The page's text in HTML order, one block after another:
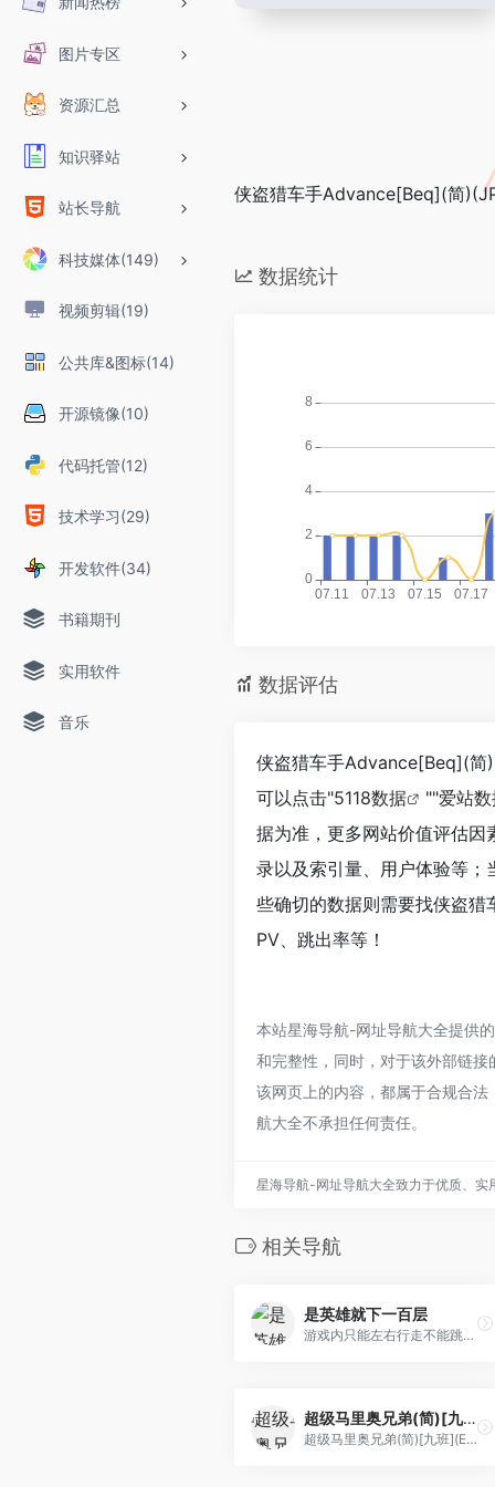
图片专区
资源汇总
知识驿站
站长导航
科技媒体(149)
视频剪辑(19)
公共库&图标(14)
开源镜像(10)
代码托管(12)
技术学习(29)
开发软件(34)
书籍期刊
实用软件
音乐
侠盗猎车手Advance[Beq](简
数据统计
数据评估
侠盗猎车手Advance[Beq](简
可以点击"5118数据 ""爱站
据为准，更多网站价值评估
录以及索引量、用户体验等
些确切的数据则需要找侠盗
PV、跳出率等！
本站星海导航-网址导航大全提供
和完整性，同时，对于该外部链
该网页上的内容，都属于合规合
航大全不承担任何责任。
星海导航-网址导航大全致力于优质、实
相关导航
是英雄就下一百层
游戏内只能左右行走不能跳跃，看看你能下多少层吧
超级马里奥兄弟(简)[九班](EU)[ACT](0.31Mb)
超级马里奥兄弟(简)[九班](EU)[ACT](0.31Mb)